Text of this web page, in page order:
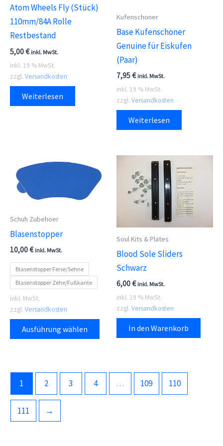
Atom Wheels Fly (Stück)
110mm/84A Rolle
Restbestand
5,00€ inkl. MwSt.
inkl. 19 % MwSt.
zzgl. Versandkosten
Weiterlesen
Kufenschoner
Base Kufenschoner
Genuine für Eiskufen
(Paar)
7,95€ inkl. MwSt.
inkl. 19 % MwSt.
zzgl. Versandkosten
Weiterlesen
Schuh Zubehoer
Blasenstopper
10,00€ inkl. MwSt.
Blasenstopper Ferse/Sehne
Blasenstopper Zehe/Fußkante
inkl. MwSt.
zzgl. Versandkosten
Ausführung wählen
Dieses
Produkt
Soul Kits & Plates
Blood Sole Sliders
Schwarz
6,00€ inkl. MwSt.
inkl. 19 % MwSt.
zzgl. Versandkosten
In den Warenkorb
1 2 3 4 … 109 110
111 →